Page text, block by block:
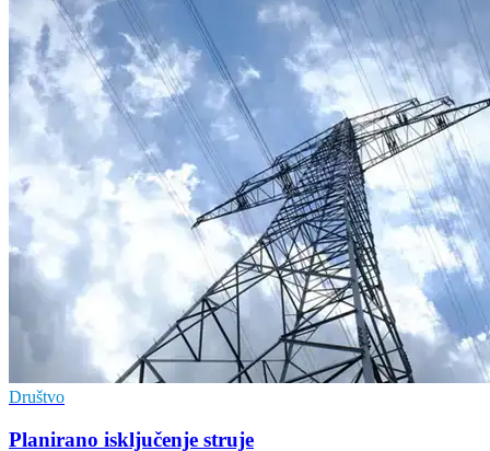
Društvo
Planirano isključenje struje